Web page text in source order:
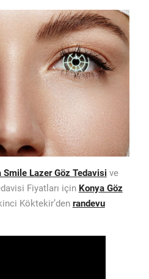
Smile Lazer Göz Tedavisi ve
Fiyatları için Konya Göz
Köktekir’den randevu